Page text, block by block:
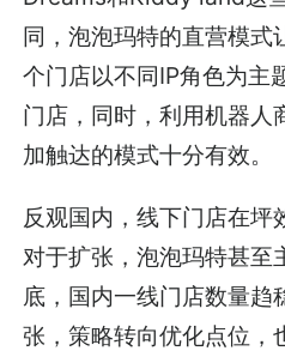
同，泡泡玛特的直营模式
个门店以不同IP角色为主
门店，同时，利用机器人
加触达的模式十分有效。
反观国内，线下门店在坪
对于扩张，泡泡玛特甚
底，国内一线门店数量趋
张，策略转向优化点位，